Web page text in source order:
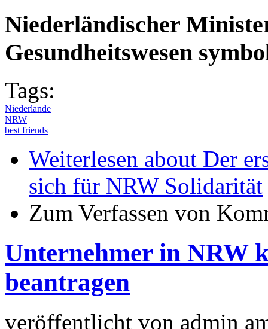
Niederländischer
Gesundheitswesen
Tags:
Niederlande
NRW
best friends
Weiterlesen about Der
sich für NRW Solidarität
Zum Verfassen von
Unternehmer in NRW
beantragen
veröffentlicht von admin